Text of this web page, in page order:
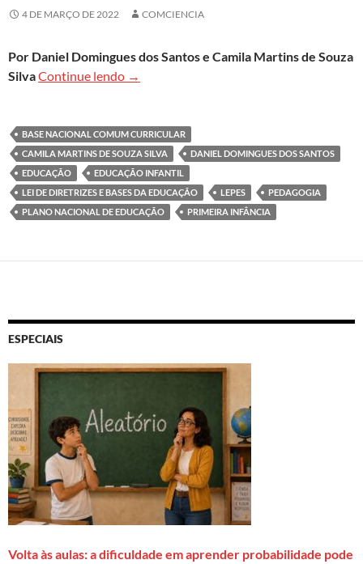
4 DE MARÇO DE 2022 COMCIENCIA
Por Daniel Domingues dos Santos e Camila Martins de Souza
SilvaContinue lendo A qualidade e equidade da educação
→
BASE NACIONAL COMUM CURRICULAR
CAMILA MARTINS DE SOUZA SILVA
DANIEL DOMINGUES DOS SANTOS
EDUCAÇÃO
EDUCAÇÃO INFANTIL
LEI DE DIRETRIZES E BASES DA EDUCAÇÃO
LEPES
PEDAGOGIA
PLANO NACIONAL DE EDUCAÇÃO
PRIMEIRA INFÂNCIA
ESPECIAIS
Volta às aulas: a dificuldade em aprender probabilidade pode